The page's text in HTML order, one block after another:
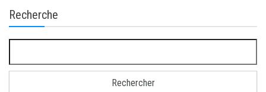
Recherche